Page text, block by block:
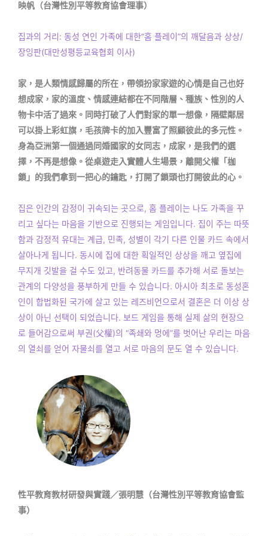
映帆（台灣性別平等教育協會理事）
집과의 거리: 동성 연인 가족에 대한“홈 플레이”의 깨달음과 상상/
장잉판(대만성평등교육협회 이사)
家，是人類情感歸屬的所在，帶領扮家家遊的心情是自己也好
想成家，家的溫度、情感連結都在不同階層、種族、性別的人
物卡中活了過來。同時打破了人們對家的單一想像，隔壁鄰居
可以掛上彩虹旗，毛孩牌卡的加入豐富了照顧彼此的多元性。
身為亞洲第一個通過同婚國家的女同志，成家，是我們的選
擇，不再是想像。從桌遊走入實體人生場景，離開父權「枷
鎖」的我們拿到一把心的鑰匙，打開了鎖頭也打開彼此的心。
집은 인간의 감정이 귀속되는 곳으로, 홈 플레이는 나도 가족을 꾸
리고 싶다는 마음을 기반으로 진행되는 게임입니다. 집이 주는 따뜻
함과 감정적 유대는 계급, 민족, 성별이 각기 다른 인물 카드 속에서
살아나게 됩니다. 동시에 집에 대한 획일적인 상상을 깨고 옆집에
무지개 깃발을 걸 수도 있고, 반려동물 카드를 추가해 서로 돌보는
관계의 다양성을 풍부하게 만들 수 있습니다. 아시아 최초로 동성혼
인이 합법화된 국가에 살고 있는 레즈비언으로서 결혼은 더 이상 상
상이 아닌 선택이 되었습니다. 보드 게임을 통해 실제 삶의 현장으
로 들어감으로써 부권(父權)의 “족쇄와 멍에”를 벗어난 우리는 마음
의 열쇠를 얻어 자물쇠를 열고 서로 마음의 문도 열 수 있습니다.
性平教育教材研發與實踐／張明慧（台灣性別平等教育協會監
事）